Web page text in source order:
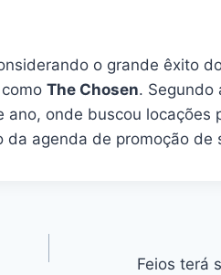
o grande êxito
The Chosen. Segundo
onde buscou locações
agenda de promoção de
Feios terá